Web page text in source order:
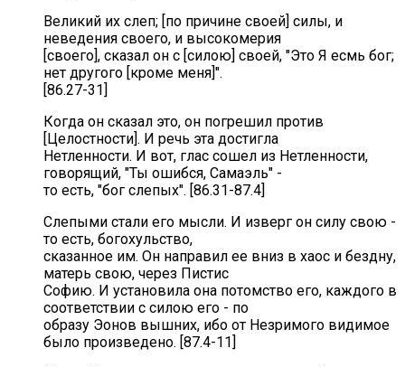
Великий их слеп; [по причине своей] силы, и
неведения своего, и высокомерия
[своего], сказал он с [силою] своей, "Это Я есмь бог;
нет другого [кроме меня]".
[86.27-31]
Когда он сказал это, он погрешил против
[Целостности]. И речь эта достигла
Нетленности. И вот, глас сошел из Нетленности,
говорящий, "Ты ошибся, Самаэль" -
то есть, "бог слепых". [86.31-87.4]
Слепыми стали его мысли. И изверг он силу свою -
то есть, богохульство,
сказанное им. Он направил ее вниз в хаос и бездну,
матерь свою, через Пистис
Софию. И установила она потомство его, каждого в
соответствии с силою его - по
образу Эонов вышних, ибо от Незримого видимое
было произведено. [87.4-11]